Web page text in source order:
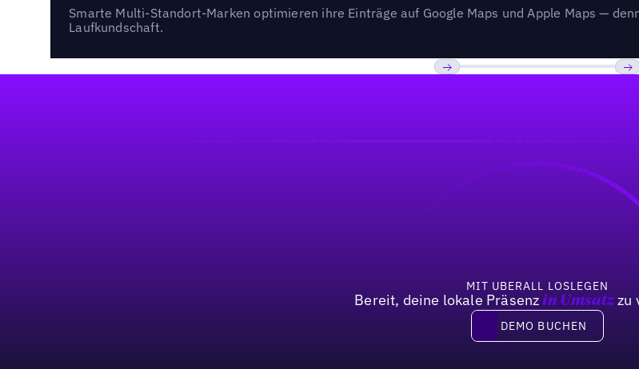
Smarte Multi-Standort-Marken optimieren ihre Einträge auf Google Maps und Apple Maps —
Laufkundschaft.
MIT UBERALL LOSLEGEN
Bereit, deine lokale Präsenzin Umsatzzu
DEMO BUCHEN
DEMO BUCHEN